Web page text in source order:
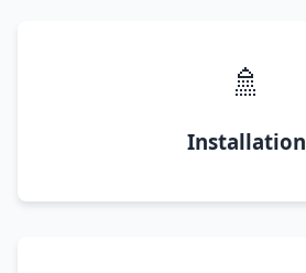
🚿
Installation